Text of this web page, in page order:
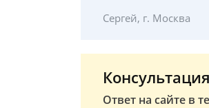
Сергей, г. Москва
Ответ на сайте в